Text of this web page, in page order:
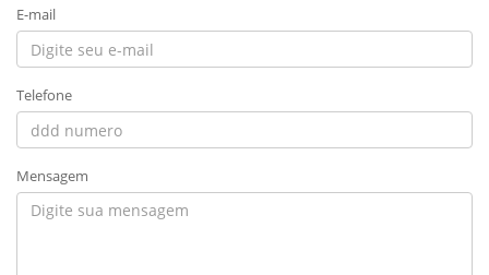
E-mail
Telefone
Mensagem